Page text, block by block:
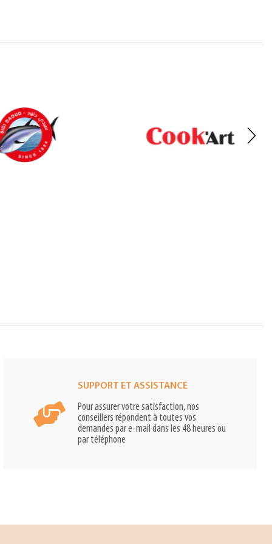
SUPPORT ET ASSISTANCE
Pour assurer votre satisfaction, nos
conseillers répondent à toutes vos
demandes par e-mail dans les 48 heures ou
par téléphone